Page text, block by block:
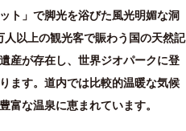
ト」で脚光を浴びた風光明媚な洞
以上の観光客で賑わう国の天然記
産が存在し、世界ジオパークに登
ます。道内では比較的温暖な気候
富な温泉に恵まれています。